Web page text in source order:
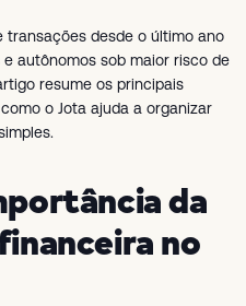
transações desde o último ano
autônomos sob maior risco de
resume os principais
o Jota ajuda a organizar
da
no